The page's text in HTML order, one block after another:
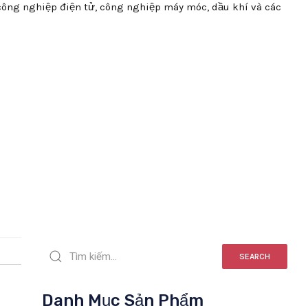
nghiệp điện tử, công nghiệp máy móc, dầu khí và các
SEARCH
Danh Mục Sản Phẩm